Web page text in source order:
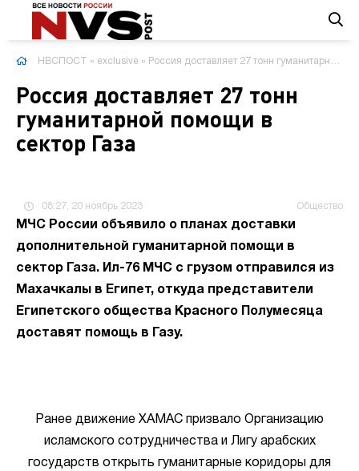
НВСПОСТ » exclusive » Россия доставляет 27 тонн гуманитарной помощи в сектор Газа
Россия доставляет 27 тонн
гуманитарной помощи в
сектор Газа
08:27, 20 ноябрь 2023 Общество
МЧС России объявило о планах доставки
дополнительной гуманитарной помощи в
сектор Газа. Ил-76 МЧС с грузом отправился из
Махачкалы в Египет, откуда представители
Египетского общества Красного Полумесяца
доставят помощь в Газу.
Ранее движение ХАМАС призвало Организацию
исламского сотрудничества и Лигу арабских
государств открыть гуманитарные коридоры для